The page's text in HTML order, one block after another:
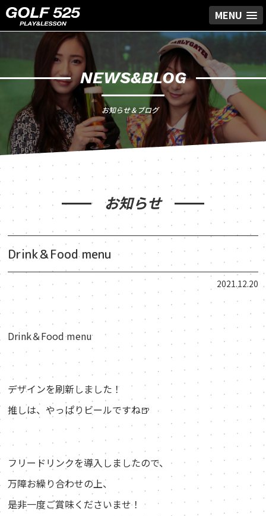
MENU
NEWS&BLOG
お知らせ＆ブログ
お知らせ
Drink＆Food menu
2021.12.20
Drink＆Food menu
デザインを刷新しました！
推しは、やっぱりビールですね🍺
フリードリンクを導入しましたので、
万障お繰り合わせの上、
是非一度ご賞味くださいませ！